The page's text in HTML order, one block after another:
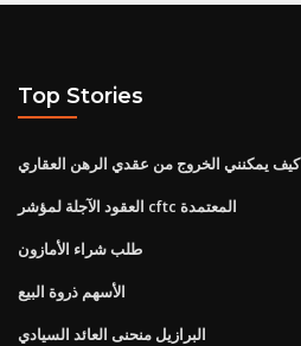
Top Stories
كيف يمكنني الخروج من عقدي الرهن العقاري
العقود الآجلة لمؤشر cftc المعتمدة
طلب شراء الأمازون
الأسهم ذروة البيع
البرازيل منحنى العائد السيادي